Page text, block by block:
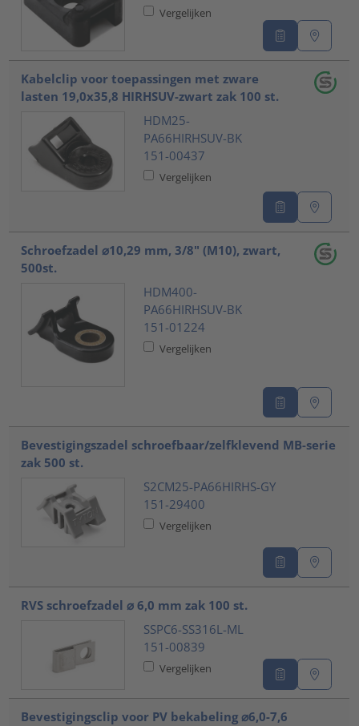
Vergelijken
Kabelclip voor toepassingen met zware
lasten 19,0x35,8 HIRHSUV-zwart zak 100 st.
HDM25-
PA66HIRHSUV-BK
151-00437
Vergelijken
Schroefzadel ⌀10,29 mm, 3/8" (M10), zwart,
500st.
HDM400-
PA66HIRHSUV-BK
151-01224
Vergelijken
Bevestigingszadel schroefbaar/zelfklevend MB-serie
zak 500 st.
S2CM25-PA66HIRHS-GY
151-29400
Vergelijken
RVS schroefzadel ⌀ 6,0 mm zak 100 st.
SSPC6-SS316L-ML
151-00839
Vergelijken
Bevestigingsclip voor PV bekabeling ⌀6,0-7,6